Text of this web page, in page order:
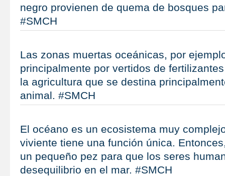
negro provienen de quema de bosques
#SMCH
Las zonas muertas oceánicas, por
principalmente por vertidos de
la agricultura que se destina
animal. #SMCH
El océano es un ecosistema muy
viviente tiene una función única.
un pequeño pez para que los seres
desequilibrio en el mar. #SMCH